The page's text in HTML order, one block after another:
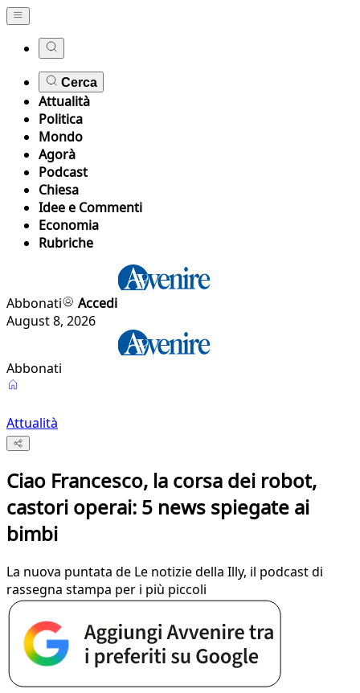
Cerca
Attualità
Politica
Mondo
Agorà
Podcast
Chiesa
Idee e Commenti
Economia
Rubriche
Abbonati
Accedi
August 8, 2026
Abbonati
Attualità
Ciao Francesco, la corsa dei robot,
castori operai: 5 news spiegate ai
bimbi
La nuova puntata de Le notizie della Illy, il podcast di
rassegna stampa per i più piccoli